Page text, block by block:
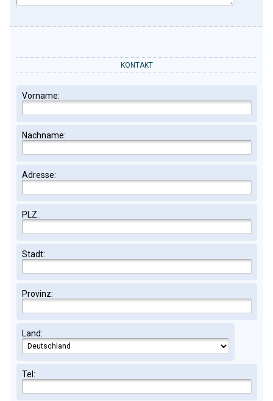
KONTAKT
Vorname:
Nachname:
Adresse:
PLZ:
Stadt:
Provinz:
Land:
Tel: